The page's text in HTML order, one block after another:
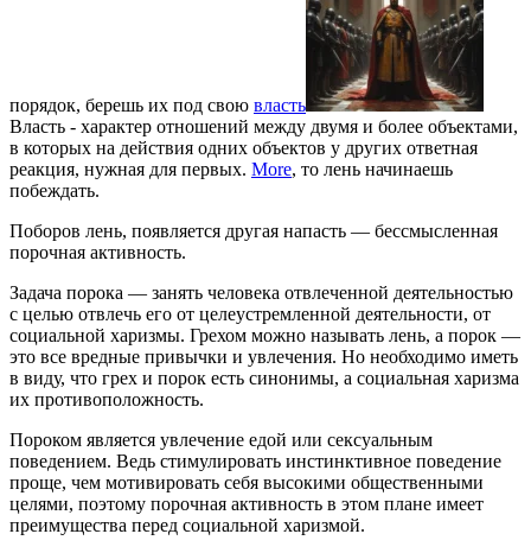
порядок, берешь их под свою власть
Власть - характер отношений между двумя и более объектами,
в которых на действия одних объектов у других ответная
реакция, нужная для первых. More, то лень начинаешь
побеждать.
Поборов лень, появляется другая напасть — бессмысленная
порочная активность.
Задача порока — занять человека отвлеченной деятельностью
с целью отвлечь его от целеустремленной деятельности, от
социальной харизмы. Грехом можно называть лень, а порок —
это все вредные привычки и увлечения. Но необходимо иметь
в виду, что грех и порок есть синонимы, а социальная харизма
их противоположность.
Пороком является увлечение едой или сексуальным
поведением. Ведь стимулировать инстинктивное поведение
проще, чем мотивировать себя высокими общественными
целями, поэтому порочная активность в этом плане имеет
преимущества перед социальной харизмой.